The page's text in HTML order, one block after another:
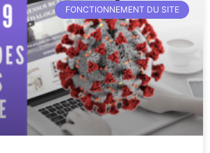
FONCTIONNEMENT DU SITE